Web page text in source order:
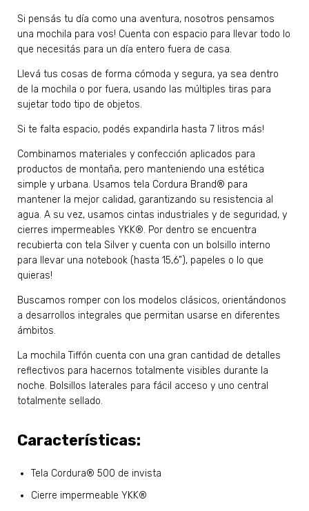
Si pensás tu día como una aventura, nosotros pensamos
una mochila para vos! Cuenta con espacio para llevar todo lo
que necesitás para un día entero fuera de casa.
Llevá tus cosas de forma cómoda y segura, ya sea dentro
de la mochila o por fuera, usando las múltiples tiras para
sujetar todo tipo de objetos.
Si te falta espacio, podés expandirla hasta 7 litros más!
Combinamos materiales y confección aplicados para
productos de montaña, pero manteniendo una estética
simple y urbana. Usamos tela Cordura Brand® para
mantener la mejor calidad, garantizando su resistencia al
agua. A su vez, usamos cintas industriales y de seguridad, y
cierres impermeables YKK®. Por dentro se encuentra
recubierta con tela Silver y cuenta con un bolsillo interno
para llevar una notebook (hasta 15,6”), papeles o lo que
quieras!
Buscamos romper con los modelos clásicos, orientándonos
a desarrollos integrales que permitan usarse en diferentes
ámbitos.
La mochila Tiffón cuenta con una gran cantidad de detalles
reflectivos para hacernos totalmente visibles durante la
noche. Bolsillos laterales para fácil acceso y uno central
totalmente sellado.
Características:
Tela Cordura® 500 de invista
Cierre impermeable YKK®